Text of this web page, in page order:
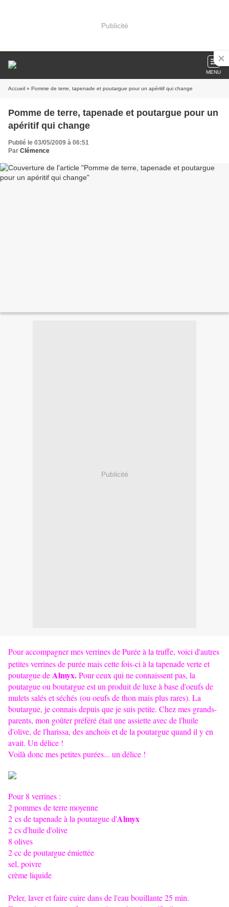
Publicité
MENU
Accueil » Pomme de terre, tapenade et poutargue pour un apéritif qui change
Pomme de terre, tapenade et poutargue pour un
apéritif qui change
Publié le 03/05/2009 à 06:51
Par Clémence
Publicité
Pour accompagner mes verrines dePurée à la truffe, voici d'autres
petites verrines de purée mais cette fois-ci à la tapenade verte et
poutargue deAlmyx.Pour ceux qui ne connaissent pas, la
poutargue ou boutargue est un produit de luxe à base d'oeufs de
mulets salés et séchés (ou oeufs de thon mais plus rares). La
boutargue, je connais depuis que je suis petite. Chez mes grands-
parents, mon goûter préféré était une assiette avec de l'huile
d'olive, de l'harissa, des anchois et de la poutargue quand il y en
avait. Un délice !
Voilà donc mes petites purées... un délice !
Pour 8 verrines :
2 pommes de terre moyenne
2 cs de tapenade à la poutargue d'Almyx
2 cs d'huile d'olive
8 olives
2 cc de poutargue émiettée
sel, poivre
crème liquide
Peler, laver et faire cuire dans de l'eau bouillante 25 min.